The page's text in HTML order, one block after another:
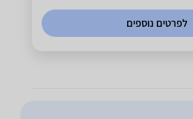
לפרטים נוספים